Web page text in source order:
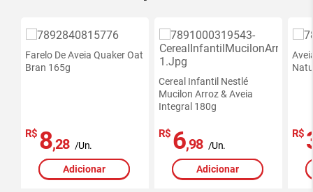
Farelo De Aveia Quaker Oat
Bran 165g
R$ 8,28 /Un.
Adicionar
Cereal Infantil Nestlé
Mucilon Arroz & Aveia
Integral 180g
R$ 6,98 /Un.
Adicionar
R$